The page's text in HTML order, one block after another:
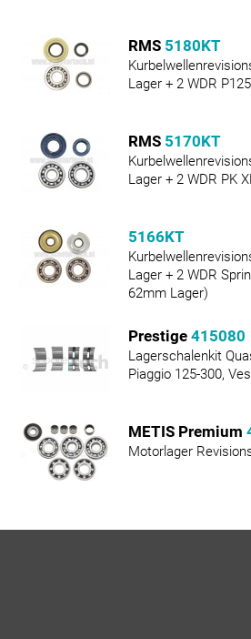
RMS 5180KT
Lager + 2 WDR
RMS 5170KT
Lager + 2 WDR PK
5166KT
Lager + 2 WDR
62mm Lager)
Prestige 415080
Lagerschalenkit
Piaggio 125-300,
METIS Premium
Motorlager